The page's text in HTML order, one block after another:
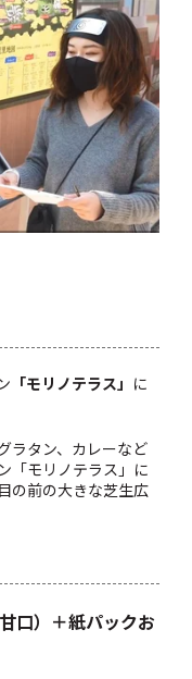
「モリノテラス」 に
ラタン、カレーなど
「モリノテラス」に
の前の大きな芝生広
口）＋紙パックお